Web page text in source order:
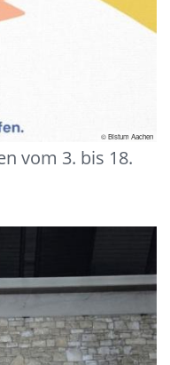
© Bistum Aachen
vom 3. bis 18.